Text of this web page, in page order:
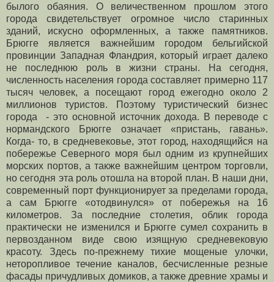
былого обаяния. О величественном прошлом этого
города свидетельствует огромное число старинных
зданий, искусно оформленных, а также памятников.
Брюгге является важнейшим городом бельгийской
провинции Западная Фландрия, который играет далеко
не последнюю роль в жизни страны. На сегодня,
численность населения города составляет примерно 117
тысяч человек, а посещают город ежегодно около 2
миллионов туристов. Поэтому туристический бизнес
города - это основной источник дохода. В переводе с
нормандского Брюгге означает «пристань, гавань».
Когда- то, в средневековье, этот город, находящийся на
побережье Северного моря был одним из крупнейших
морских портов, а также важнейшим центром торговли,
но сегодня эта роль отошла на второй план. В наши дни,
современный порт функционирует за пределами города,
а сам Брюгге «отодвинулся» от побережья на 16
километров. За последние столетия, облик города
практически не изменился и Брюгге сумел сохранить в
первозданном виде свою изящную средневековую
красоту. Здесь по-прежнему тихие мощеные улочки,
неторопливое течение каналов, бесчисленные резные
фасады причудливых домиков, а также древние храмы и